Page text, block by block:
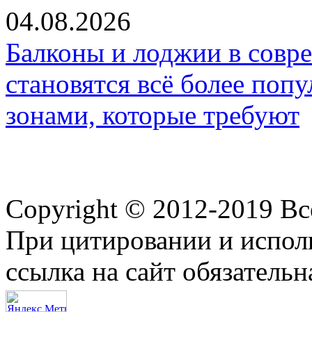
04.08.2026
Балконы и лоджии в
становятся всё более
зонами, которые требуют
Copyright © 2012-2019
При цитировании и
ссылка на сайт